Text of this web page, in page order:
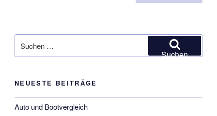
nach:
Suchen
NEUESTE BEITRÄGE
Auto und Bootvergleich